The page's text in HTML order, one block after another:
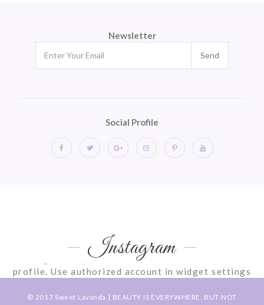
Newsletter
Send
Social Profile
Instagram
Instagram requires authorization to view a user
profile. Use authorized account in widget settings
© 2017 Sweet Lavanda | BEAUTY IS EVERYWHERE, BUT NOT